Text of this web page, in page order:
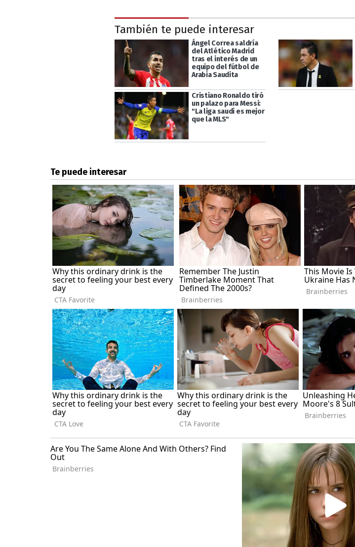
También te puede interesar
Ángel Correa saldría
del Atlético Madrid
tras el interés de un
equipo del fútbol de
Arabia Saudita
Cristiano Ronaldo tiró
un palazo para Messi:
"La liga saudí es mejor
que la MLS"